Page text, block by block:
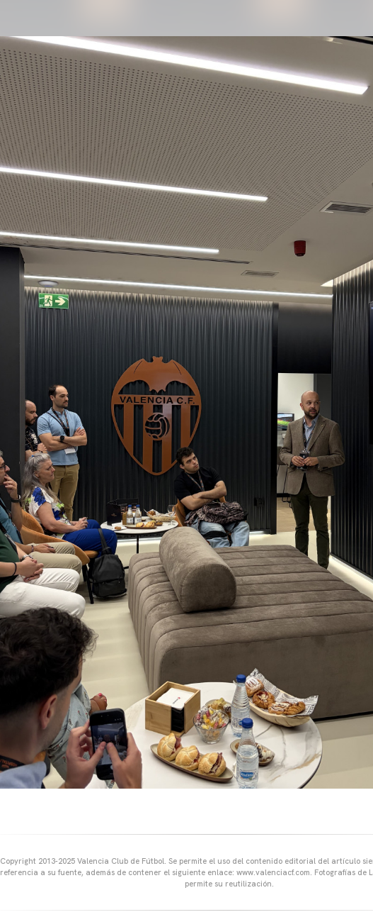
Copyright 2013-2025 Valencia Club de Fútbol. Se permite el uso del contenido editorial del artículo
referencia a su fuente, además de contener el siguiente enlace: www.valenciacf.com. Fotografías de
permite su reutilización.